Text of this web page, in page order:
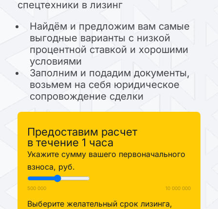
спецтехники в лизинг
Найдём и предложим вам самые
выгодные варианты с низкой
процентной ставкой и хорошими
условиями
Заполним и подадим документы,
возьмем на себя юридическое
сопровождение сделки
Предоставим расчет
в течение 1 часа
Укажите сумму вашего первоначального
взноса, руб.
500 000 10 000 000
Выберите желательный срок лизинга,